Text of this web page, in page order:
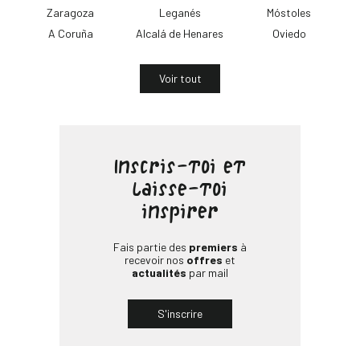
Zaragoza
A Coruña
Leganés
Alcalá de Henares
Móstoles
Oviedo
Voir tout
Inscris-toi et
laisse-toi
inspirer
Fais partie des premiers à
recevoir nos offres et
actualités par mail
S'inscrire